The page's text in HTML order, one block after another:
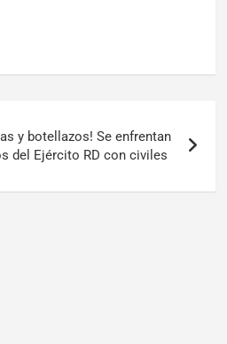
y botellazos! Se enfrentan
del Ejército RD con civiles